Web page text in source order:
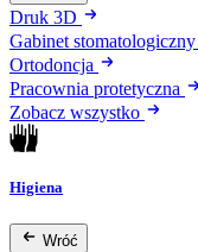
Druk 3D
Gabinet stomatologiczny
Ortodoncja
Pracownia protetyczna
Zobacz wszystko
Higiena
Wróć